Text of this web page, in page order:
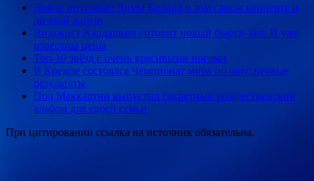
Новое интервью Димы Билана о том самом концерте и
личной жизни
Визажист Кардашьян готовит новый бьюти-хит. И уже
известны цены
Топ-10 звёзд с очень красивыми ногами
В Кремле состоялся Чемпионат мира по шоу: первые
результаты
Пол Маккартни выпустил секретный рождественский
альбом для своей семьи
При цитировании ссылка на источник обязательна.